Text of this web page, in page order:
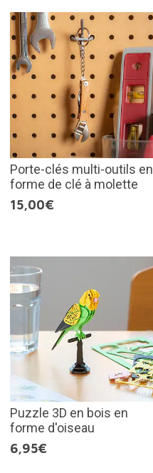
Porte-clés multi-outils en
forme de clé à molette
15,00€
Puzzle 3D en bois en
forme d'oiseau
6,95€